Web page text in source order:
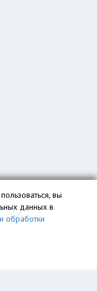
вы
данных в
обработки